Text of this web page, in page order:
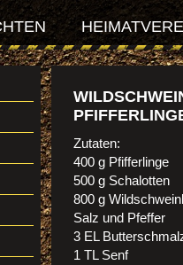
Zutaten:
400 g Pfifferlinge
500 g Schalotten
800 g
Salz und Pfeffer
3 EL
1 TL Senf